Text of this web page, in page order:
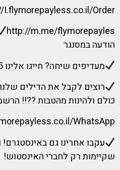
I.flymorepayless.co.il/Order
http://m.me/flymorepayles
הודעה במסנגר
מעדיפים שיחה? חייגו אלינו 0733744555
רוצים לקבל את הדילים
כולם ולהינות מהטבות ??!!
WhatsApp
עקבו אחרינו גם
שקיימות רק לחברי האינסטוש!